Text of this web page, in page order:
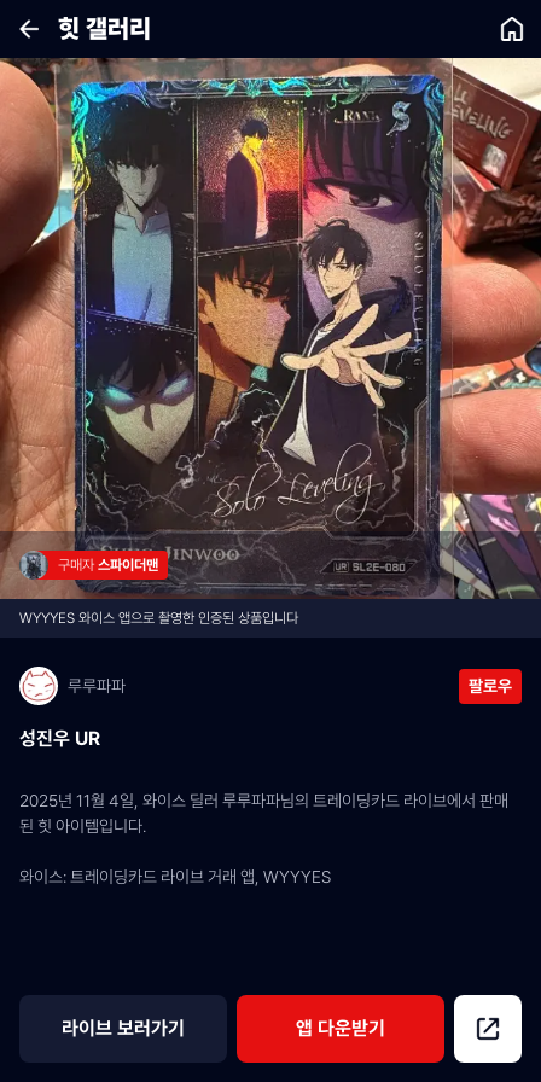
힛 갤러리
구매자 스파이더맨
WYYYES 와이스 앱으로 촬영한 인증된 상품입니다
루루파파 팔로우
성진우 UR
2025년 11월 4일, 와이스 딜러 루루파파님의 트레이딩카드 라이브에서 판매
된 힛 아이템입니다.
와이스: 트레이딩카드 라이브 거래 앱, WYYYES
라이브 보러가기 앱 다운받기